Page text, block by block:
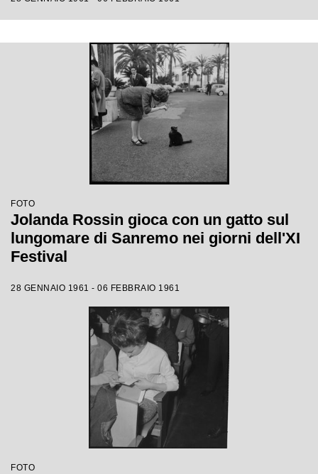
FOTO
Jolanda Rossin gioca con un gatto sul
lungomare di Sanremo nei giorni dell'XI
Festival
28 GENNAIO 1961 - 06 FEBBRAIO 1961
FOTO